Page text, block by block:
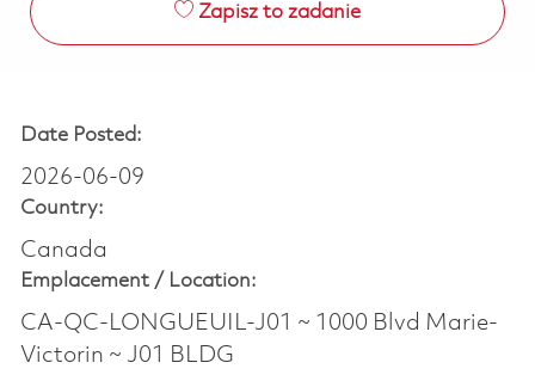
Zapisz to zadanie
Date Posted:
2026-06-09
Country:
Canada
Emplacement / Location:
CA-QC-LONGUEUIL-J01 ~ 1000 Blvd Marie-
Victorin ~ J01 BLDG